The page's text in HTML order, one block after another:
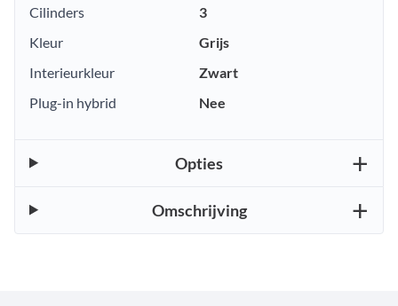
Cilinders
3
Kleur
Grijs
Interieurkleur
Zwart
Plug-in hybrid
Nee
Opties
Omschrijving